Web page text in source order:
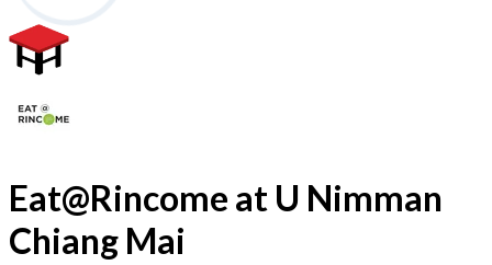
Eat@Rincome at U Nimman
Chiang Mai